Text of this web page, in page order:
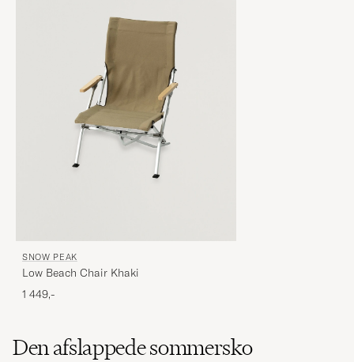
SNOW PEAK
Low Beach Chair Khaki
1 449,-
Den afslappede sommersko